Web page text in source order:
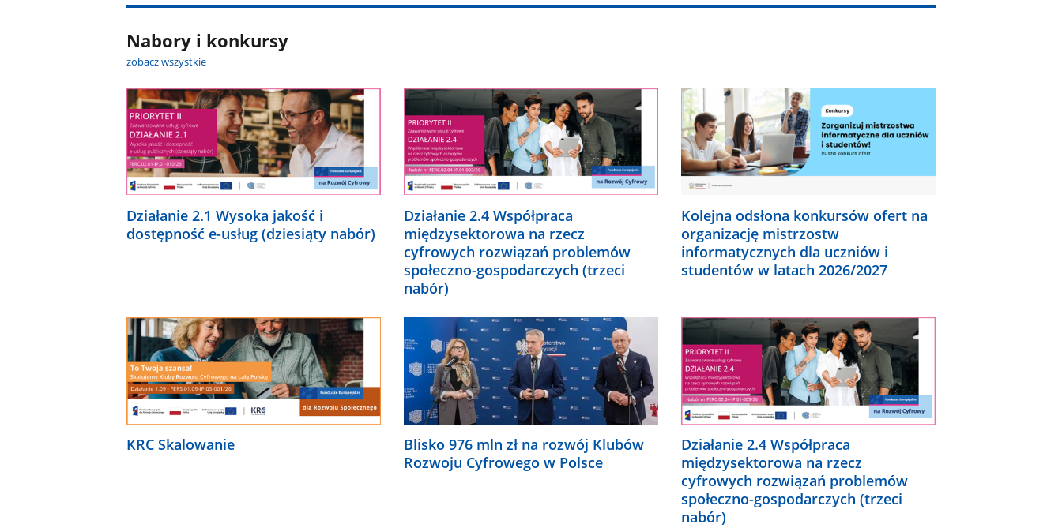
Nabory i konkursy
zobacz wszystkie
Działanie 2.1 Wysoka jakość i
dostępność e-usług (dziesiąty nabór)
Działanie 2.4 Współpraca
międzysektorowa na rzecz
cyfrowych rozwiązań problemów
społeczno-gospodarczych (trzeci
nabór)
Kolejna odsłona konkursów ofert na
organizację mistrzostw
informatycznych dla uczniów i
studentów w latach 2026/2027
KRC Skalowanie
Blisko 976 mln zł na rozwój Klubów
Rozwoju Cyfrowego w Polsce
Działanie 2.4 Współpraca
międzysektorowa na rzecz
cyfrowych rozwiązań problemów
społeczno-gospodarczych (trzeci
nabór)